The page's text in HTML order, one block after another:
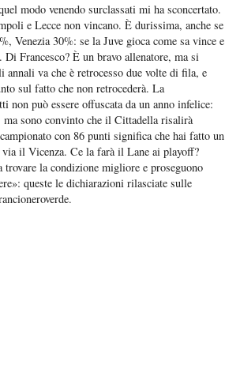
modo venendo surclassati mi ha sconcertato.
e Lecce non vincano. È durissima, anche se
Venezia 30%: se la Juve gioca come sa vince e
Francesco? È un bravo allenatore, ma si
annali va che è retrocesso due volte di fila, e
sul fatto che non retrocederà. La
non può essere offuscata da un anno infelice:
ma sono convinto che il Cittadella risalirà
con 86 punti significa che hai fatto un
via il Vicenza. Ce la farà il Lane ai playoff?
la condizione migliore e proseguono
queste le dichiarazioni rilasciate sulle